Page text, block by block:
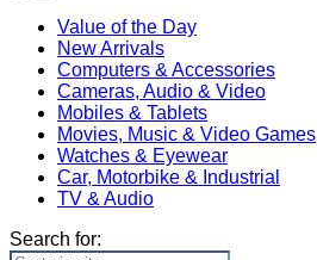
Value of the Day
New Arrivals
Computers & Accessories
Cameras, Audio & Video
Mobiles & Tablets
Movies, Music & Video Games
Watches & Eyewear
Car, Motorbike & Industrial
TV & Audio
Search for: